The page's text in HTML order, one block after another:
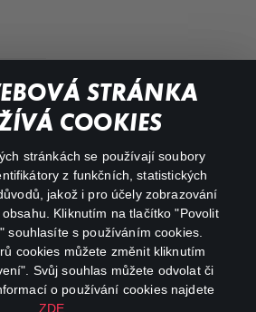
STRÁNKA
COOKIES
stránkách se používají soubory
z funkčních, statistických
jakož i pro účely zobrazování
Kliknutím na tlačítko "Povolit
souhlasíte s používáním cookies.
cookies můžete změnit kliknutím
Svůj souhlas můžete odvolat či
o používání cookies najdete
ZDE